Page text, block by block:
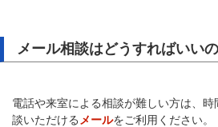
メール相談はどうすればいい
電話や来室による相談が難しい方は、
談いただける メールをご利用ください。